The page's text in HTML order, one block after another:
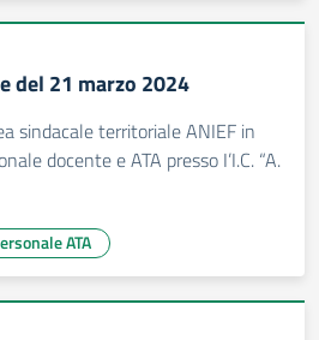
del 21 marzo 2024
sindacale territoriale ANIEF in
docente e ATA presso I’I.C. “A.
ATA